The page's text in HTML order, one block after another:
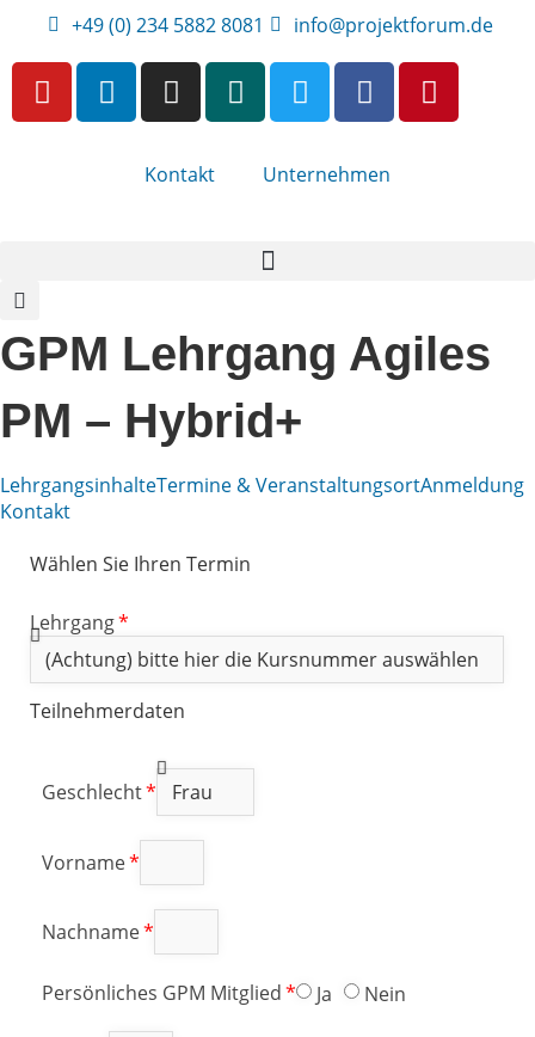
+49 (0) 234 5882 8081 info@projektforum.de
Kontakt Unternehmen
GPM Lehrgang Agiles
PM – Hybrid+
LehrgangsinhalteTermine & VeranstaltungsortAnmeldung
Kontakt
Wählen Sie Ihren Termin
Lehrgang
Teilnehmerdaten
Geschlecht
Vorname
Nachname
Persönliches GPM Mitglied Ja Nein